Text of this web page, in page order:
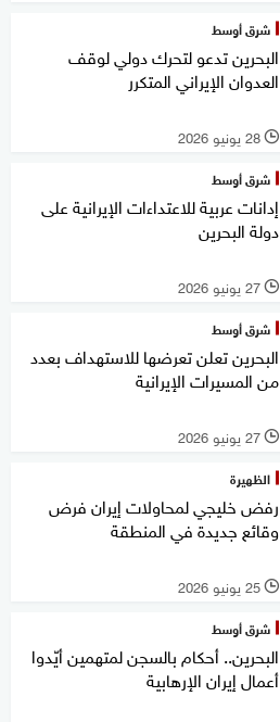
شرق أوسط
البحرين تدعو لتحرك دولي لوقف
العدوان الإيراني المتكرر
l 28 يونيو 2026
شرق أوسط
إدانات عربية للاعتداءات الإيرانية على
دولة البحرين
l 27 يونيو 2026
شرق أوسط
البحرين تعلن تعرضها للاستهداف بعدد
من المسيرات الإيرانية
l 27 يونيو 2026
الظهيرة
رفض خليجي لمحاولات إيران فرض
وقائع جديدة في المنطقة
l 25 يونيو 2026
شرق أوسط
البحرين.. أحكام بالسجن لمتهمين أيّدوا
أعمال إيران الإرهابية